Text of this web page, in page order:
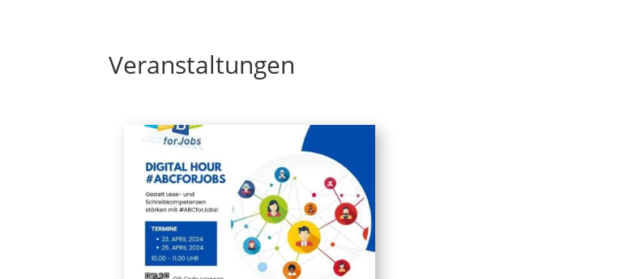
Veranstaltungen